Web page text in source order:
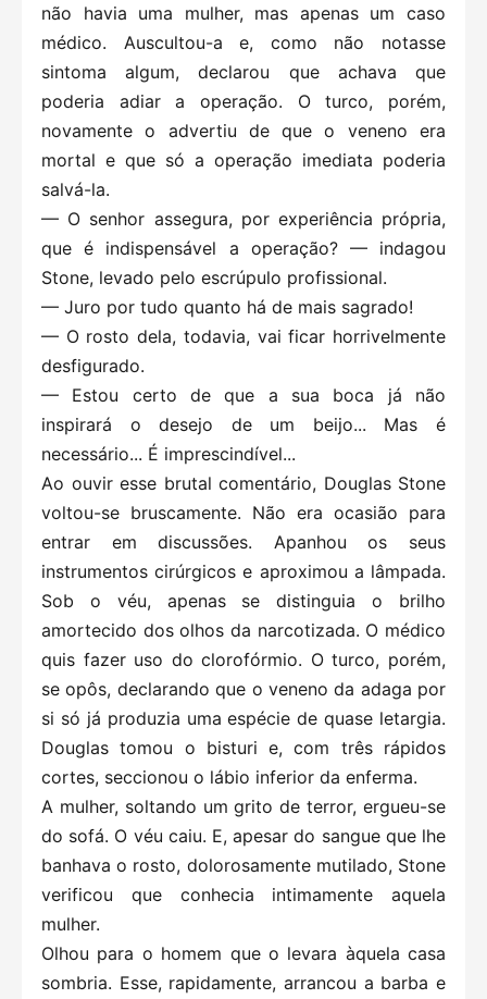
não havia uma mulher, mas apenas um caso
médico. Auscultou-a e, como não notasse
sintoma algum, declarou que achava que
poderia adiar a operação. O turco, porém,
novamente o advertiu de que o veneno era
mortal e que só a operação imediata poderia
salvá-la.
— O senhor assegura, por experiência própria,
que é indispensável a operação? — indagou
Stone, levado pelo escrúpulo profissional.
— Juro por tudo quanto há de mais sagrado!
— O rosto dela, todavia, vai ficar horrivelmente
desfigurado.
— Estou certo de que a sua boca já não
inspirará o desejo de um beijo... Mas é
necessário... É imprescindível...
Ao ouvir esse brutal comentário, Douglas Stone
voltou-se bruscamente. Não era ocasião para
entrar em discussões. Apanhou os seus
instrumentos cirúrgicos e aproximou a lâmpada.
Sob o véu, apenas se distinguia o brilho
amortecido dos olhos da narcotizada. O médico
quis fazer uso do clorofórmio. O turco, porém,
se opôs, declarando que o veneno da adaga por
si só já produzia uma espécie de quase letargia.
Douglas tomou o bisturi e, com três rápidos
cortes, seccionou o lábio inferior da enferma.
A mulher, soltando um grito de terror, ergueu-se
do sofá. O véu caiu. E, apesar do sangue que lhe
banhava o rosto, dolorosamente mutilado, Stone
verificou que conhecia intimamente aquela
mulher.
Olhou para o homem que o levara àquela casa
sombria. Esse, rapidamente, arrancou a barba e